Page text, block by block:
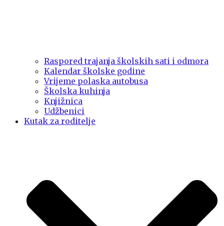
Raspored trajanja školskih sati i odmora
Kalendar školske godine
Vrijeme polaska autobusa
Školska kuhinja
Knjižnica
Udžbenici
Kutak za roditelje